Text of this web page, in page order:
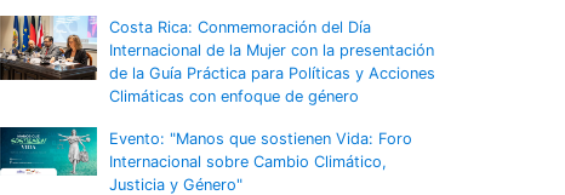
Costa Rica: Conmemoración del Día
Internacional de la Mujer con la presentación
de la Guía Práctica para Políticas y Acciones
Climáticas con enfoque de género
Evento: "Manos que sostienen Vida: Foro
Internacional sobre Cambio Climático,
Justicia y Género"